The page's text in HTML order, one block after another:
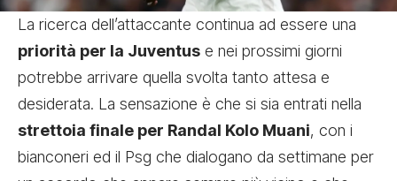
La ricerca dell’attaccante continua ad essere una
priorità per la Juventus e nei prossimi giorni
potrebbe arrivare quella svolta tanto attesa e
desiderata. La sensazione è che si sia entrati nella
strettoia finale per Randal Kolo Muani, con i
bianconeri ed il Psg che dialogano da settimane per